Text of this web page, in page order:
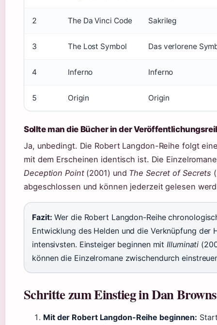
2 The Da Vinci Code Sakrileg
3 The Lost Symbol Das verlorene
4 Inferno Inferno
5 Origin Origin
Sollte man die Bücher in der
Ja, unbedingt. Die Robert Langdon-Reihe folgt
mit dem Erscheinen identisch ist. Die
Deception Point(2001) und The Secret of Secrets
abgeschlossen und können jederzeit gelesen
Fazit: Wer die Robert Langdon-Reihe
Entwicklung des Helden und die Verknüpfung der
intensivsten. Einsteiger beginnen mit Illuminati
können die Einzelromane zwischendurch
Schritte zum Einstieg in Dan
Mit der Robert Langdon-Reihe beginnen: